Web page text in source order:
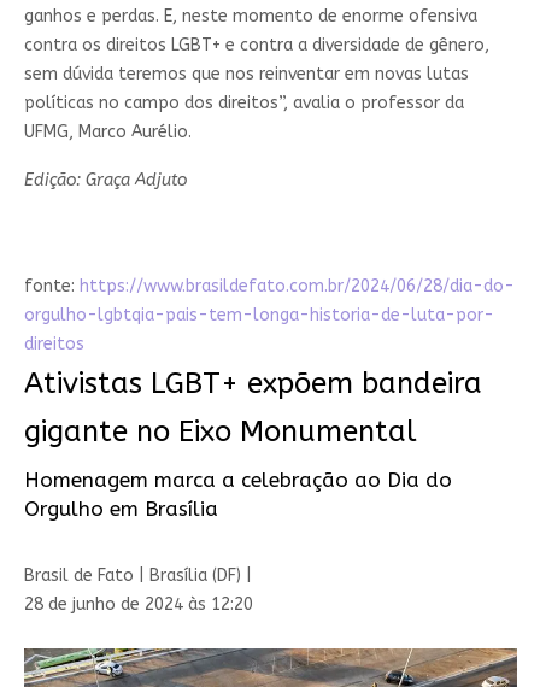
ganhos e perdas. E, neste momento de enorme ofensiva
contra os direitos LGBT+ e contra a diversidade de gênero,
sem dúvida teremos que nos reinventar em novas lutas
políticas no campo dos direitos”, avalia o professor da
UFMG, Marco Aurélio.
Edição: Graça Adjuto
fonte: https://www.brasildefato.com.br/2024/06/28/dia-do-
orgulho-lgbtqia-pais-tem-longa-historia-de-luta-por-
direitos
Ativistas LGBT+ expõem bandeira
gigante no Eixo Monumental
Homenagem marca a celebração ao Dia do
Orgulho em Brasília
Brasil de Fato | Brasília (DF) |
28 de junho de 2024 às 12:20